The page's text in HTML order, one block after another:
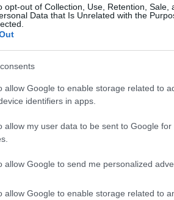
opt-out of Collection, Use, Retention, Sale,
Data that Is Unrelated with the
allow Google to enable storage related to
identifiers in apps.
allow my user data to be sent to Google
allow Google to send me personalized
allow Google to enable storage related to
σε συνεργασία με τους Δήμους
– Αγίας Άννας, καθώς και με
της Διεύθυνσης Δασών, των
εθελοντικών
στην ασφαλή διεξαγωγή της
σε όλη τη διάρκεια της
της Αγροδιατροφικής
και των επιχειρήσεων και